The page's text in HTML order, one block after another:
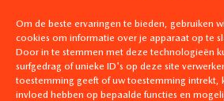
Om de beste ervaringen te bieden, gebruiken
cookies om informatie over je apparaat op te
Door in te stemmen met deze technologieën
surfgedrag of unieke ID's op deze site
toestemming geeft of uw toestemming intrekt,
invloed hebben op bepaalde functies en